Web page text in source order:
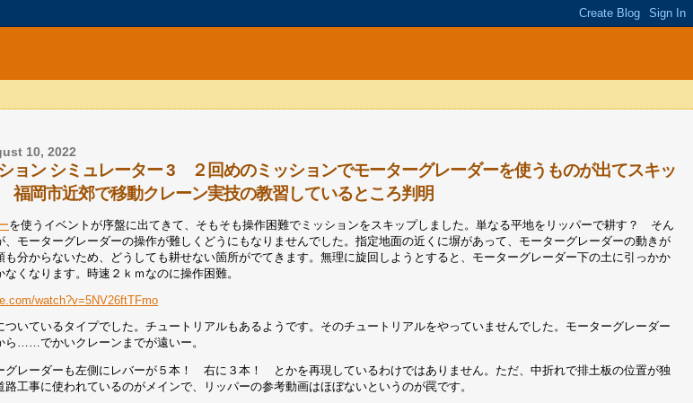
10, 2022
ョン シミュレーター 3 ２回めのミッションでモーターグレーダーを使うものが出てスキッ
岡市近郊で移動クレーン実技の教習しているところ判明
を使うイベントが序盤に出てきて、そもそも操作困難でミッションをスキップしました。単なる平地をリッパーで耕す？ そん
、モーターグレーダーの操作が難しくどうにもなりませんでした。指定地面の近くに塀があって、モーターグレーダーの動きが
も分からないため、どうしても耕せない箇所がでてきます。無理に旋回しようとすると、モーターグレーダー下の土に引っかか
なくなります。時速２ｋｍなのに操作困難。
watch?v=5NV26ftTFmo
ついているタイプでした。チュートリアルもあるようです。そのチュートリアルをやっていませんでした。モーターグレーダー
ら……でかいクレーンまでが遠いー。
グレーダーも左側にレバーが５本！ 右に３本！ とかを再現しているわけではありません。ただ、中折れで排土板の位置が独
工事に使われているのがメインで、リッパーの参考動画はほぼないというのが罠です。